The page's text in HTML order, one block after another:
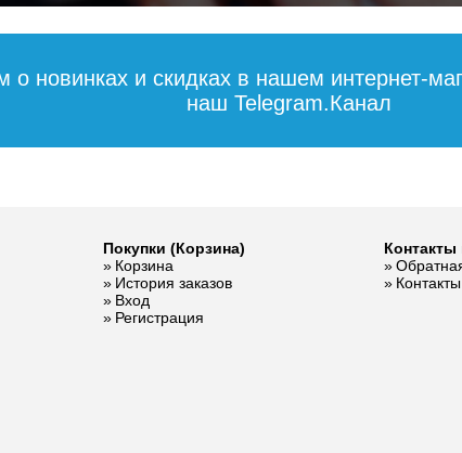
о новинках и скидках в нашем интернет-
наш Telegram.Канал
Покупки (Корзина)
Корзина
История заказов
Вход
Регистрация
Контакты
Контакты